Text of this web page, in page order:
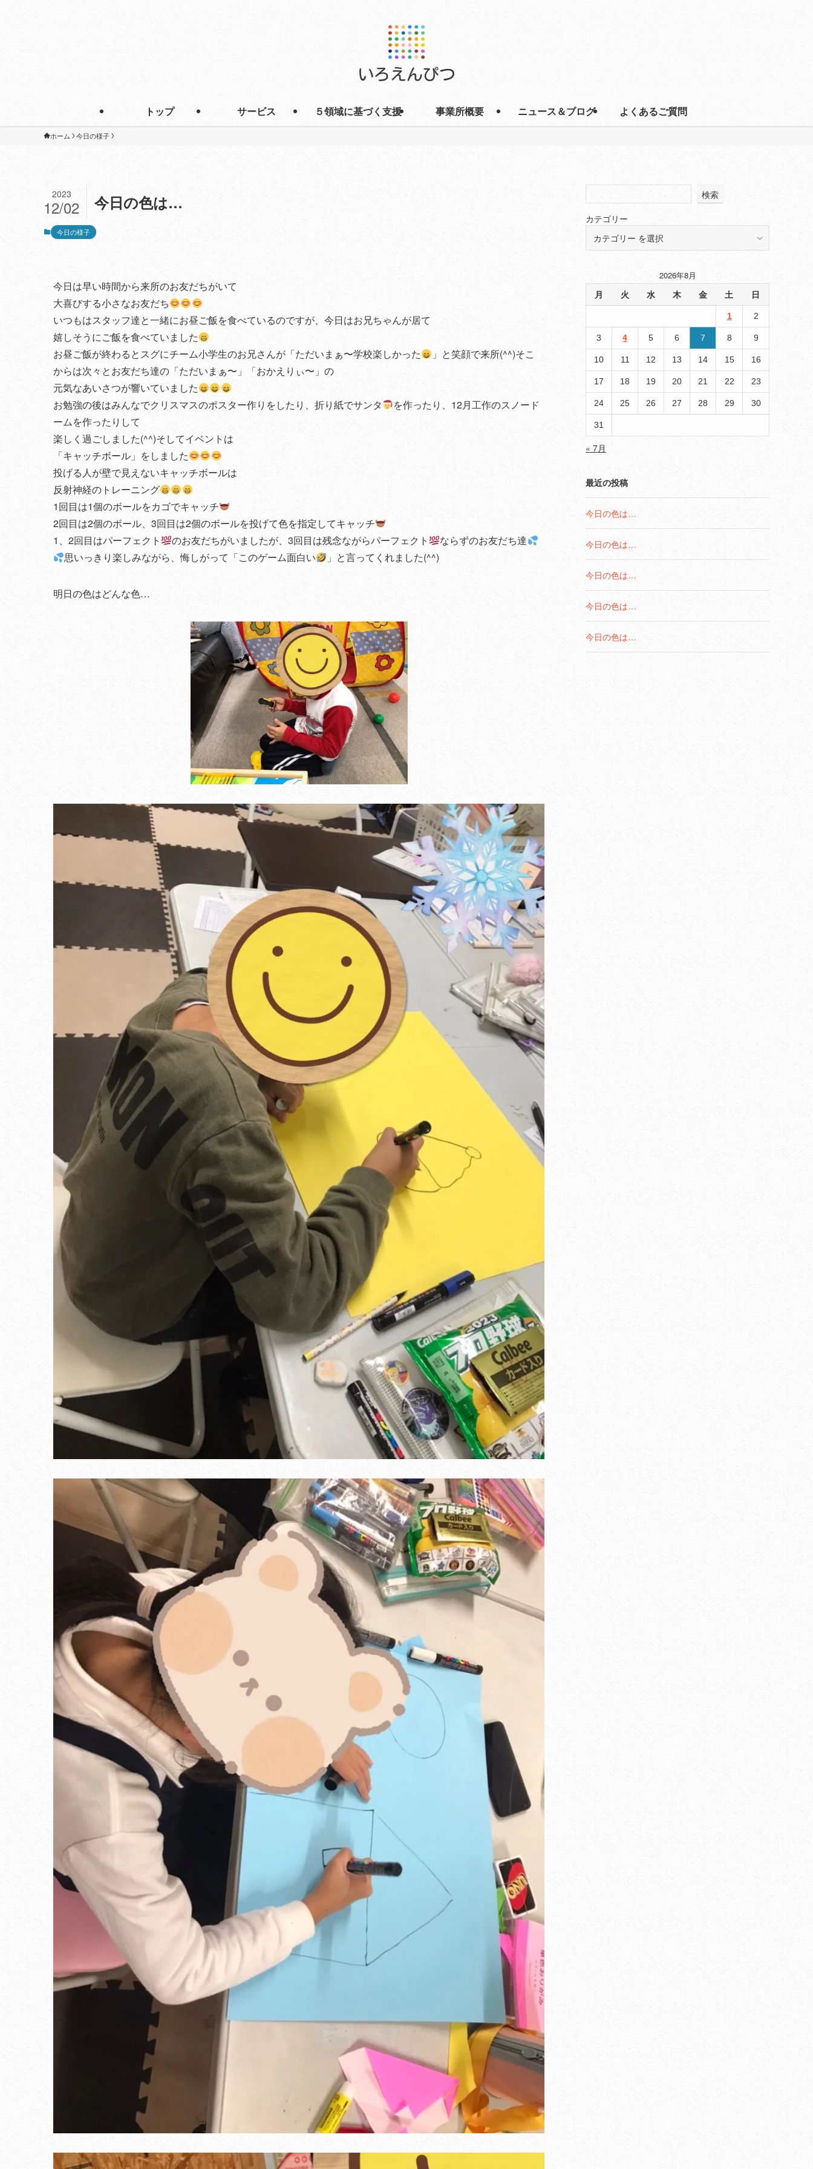
トップ サービス ５領域に基づく支援 事業所概要 ニュース＆ブログ よくあるご質問
ホーム 今日の様子
今日の色は…
2023
12/02
今日の様子
今日は早い時間から来所のお友だちがいて
大喜びする小さなお友だち
いつもはスタッフ達と一緒にお昼ご飯を食べているのですが、今日はお兄ちゃんが居て
嬉しそうにご飯を食べていました
お昼ご飯が終わるとスグにチーム小学生のお兄さんが「ただいまぁ〜学校楽しかった
」と笑顔で来所(^^)そこ
からは次々とお友だち達の「ただいまぁ〜」「おかえりぃ〜」の
元気なあいさつが響いていました
お勉強の後はみんなでクリスマスのポスター作りをしたり、折り紙でサンタ
を作ったり、12月工作のスノード
ームを作ったりして
楽しく過ごしました(^^)そしてイベントは
「キャッチボール」をしました
投げる人が壁で見えないキャッチボールは
反射神経のトレーニング
1回目は1個のボールをカゴでキャッチ
2回目は2個のボール、3回目は2個のボールを投げて色を指定してキャッチ
1、2回目はパーフェクト
のお友だちがいましたが、3回目は残念ながらパーフェクト
ならずのお友だち達
思いっきり楽しみながら、悔しがって「このゲーム面白い
」と言ってくれました(^^)
明日の色はどんな色…
検索
カテゴリー
2026年8月
月 火 水 木 金 土 日
1 2
3 4 5 6 7 8 9
10 11 12 13 14 15 16
17 18 19 20 21 22 23
24 25 26 27 28 29 30
31
« 7月
最近の投稿
今日の色は…
今日の色は…
今日の色は…
今日の色は…
今日の色は…